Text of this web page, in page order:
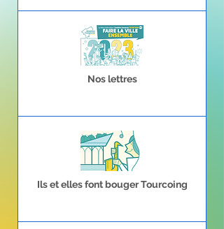
Nos lettres
Ils et elles font bouger Tourcoing